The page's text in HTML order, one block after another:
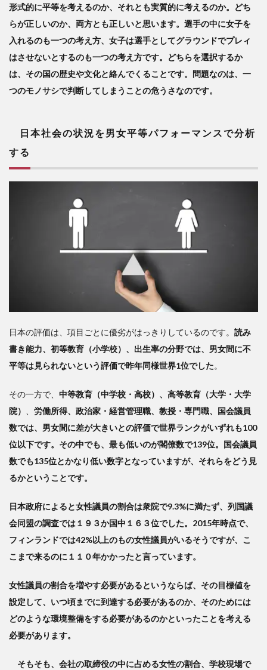
形式的に平等を考えるのか、それとも実質的に考えるのか。どち
らが正しいのか、両方とも正しいと思います。選手の中に女子を
入れるのも一つの考え方、女子は選手としてグラウンドでプレィ
はさせないとするのも一つの考え方です。どちらを選択するか
は、その国の歴史や文化と絡んでくることです。問題なのは、一
つのモノサシで判断してしまうことの危うさなのです。
日本社会の状況を男女平等パフォーマンスで分析
する
日本の評価は、項目ごとに優劣がはっきりしているのです。 読み
書き能力、初等教育（小学校）、出生率の分野では、男女間に不
平等は見られないという評価で昨年同様世界1位でした。
その一方で、 中等教育（中学校・高校）、高等教育（大学・大学
院）
労働所得、政治家・経営管理職、教授・専門職、国会議員
数では、男女間に差が大きいとの評価で世界ランクがいずれも100
位以下です。その中でも、最も低いのが閣僚数で139位。国会議員
数でも135位とかなり低い数字となっていますが、それらをどう見
るかということです。
日本政府によると女性議員の割合は衆院で9.3%に満たず、列国議
会同盟の調査では１９３か国中１６３位でした。2015年時点で、
フィンランドでは42%以上のもの女性議員がいるそうですが、こ
こまで来るのに１１０年かかったと言っています。
女性議員の割合を増やす必要があるというならば、その目標値を
設定して、いつ頃までに到達する必要があるのか、そのためには
どのような環境整備をする必要があるのかといったことを考える
必要があります。
そもそも、会社の取締役の中に占める女性の割合、学校現場で